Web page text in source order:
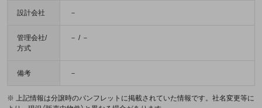
設計会社 －
管理会社/
方式
－ / －
備考 －
※ 上記情報は分譲時のパンフレットに掲載されていた情報です。社名変更等に